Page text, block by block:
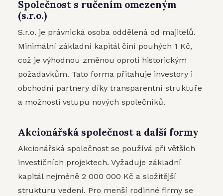
Společnost s ručením omezeným
(s.r.o.)
S.r.o. je právnická osoba oddělená od majitelů.
Minimální základní kapitál činí pouhých 1 Kč,
což je výhodnou změnou oproti historickým
požadavkům. Tato forma přitahuje investory i
obchodní partnery díky transparentní struktuře
a možnosti vstupu nových společníků.
Akcionářská společnost a další formy
Akcionářská společnost se používá při větších
investičních projektech. Vyžaduje základní
kapitál nejméně 2 000 000 Kč a složitější
strukturu vedení. Pro menší rodinné firmy se